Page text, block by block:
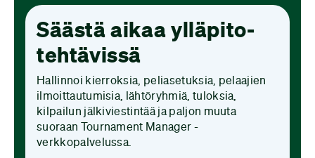
Säästä aikaa ylläpito­
tehtävissä
Hallinnoi kierroksia, peliasetuksia, pelaajien
ilmoittautumisia, lähtöryhmiä, tuloksia,
kilpailun jälkiviestintää ja paljon muuta
suoraan Tournament Manager -
verkkopalvelussa.